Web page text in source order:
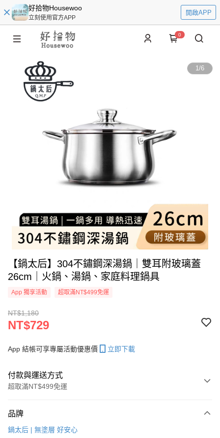
好拾物Housewoo
立刻使用官方APP
開啟APP
0
1/6
【鍋太后】304不鏽鋼深湯鍋｜雙耳附玻璃蓋
26cm｜火鍋、湯鍋、家庭料理鍋具
App 獨享活動 超取滿NT$499免運
NT$1,180
NT$729
App 結帳可享專屬活動優惠價 立即下載
付款與運送方式
超取滿NT$499免運
信用卡一次付款
品牌
鍋太后 | 無塗層 好安心